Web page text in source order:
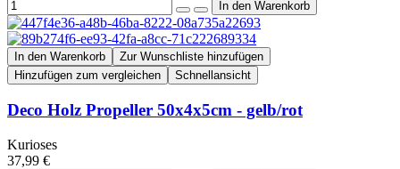
In den Warenkorb
Zur Wunschliste hinzufügen
Hinzufügen zum vergleichen
Schnellansicht
Deco Holz Propeller 50x4x5cm - gelb/rot
Kurioses
37,99 €